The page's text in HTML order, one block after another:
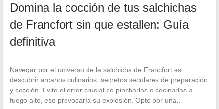
Domina la cocción de tus salchichas
de Francfort sin que estallen: Guía
definitiva
Navegar por el universo de la salchicha de Francfort es
descubrir arcanos culinarios, secretos seculares de preparación
y cocción. Evite el error crucial de pincharlas o cocinarlas a
fuego alto, eso provocaría su explosión. Opte por una…